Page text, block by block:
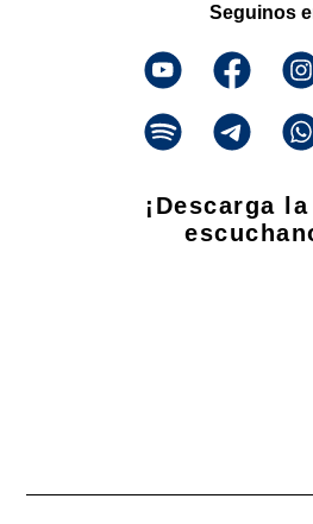
Seguinos
¡Descarga